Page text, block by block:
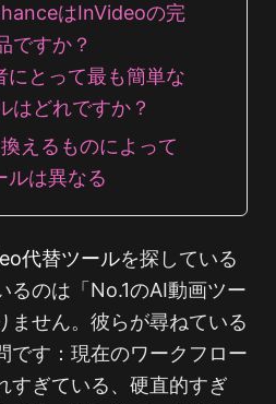
はInVideoの完
ですか？
にとって最も簡単な
はどれですか？
えるものによって
ルは異なる
代替ツールを探している
るのは「No.1のAI動画ツー
ません。彼らが尋ねている
です： 現在のワークフロー
すぎている、硬直的すぎ